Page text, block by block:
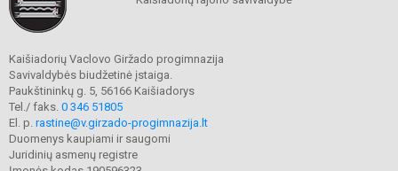
Kaišiadorių Vaclovo Giržado progimnazija
Savivaldybės biudžetinė įstaiga.
Paukštininkų g. 5, 56166 Kaišiadorys
Tel./ faks. 0 346 51805
El. p. rastine@v.girzado-progimnazija.lt
Duomenys kaupiami ir saugomi
Juridinių asmenų registre